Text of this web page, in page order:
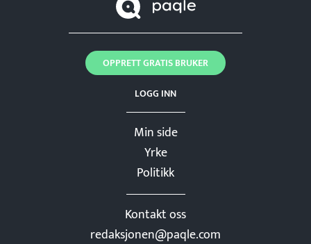
Min side
Yrke
Politikk
Kontakt oss
redaksjonen@paqle.com
LOGG INN
OPPRETT GRATIS BRUKER